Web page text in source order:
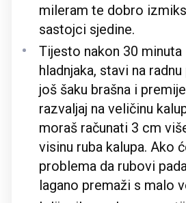
mileram te dobro
sastojci sjedine.
Tijesto nakon 30
hladnjaka, stavi na
još šaku brašna i
razvaljaj na veličinu
moraš računati 3 cm
visinu ruba kalupa. Ako
problema da rubovi
lagano premaži s malo